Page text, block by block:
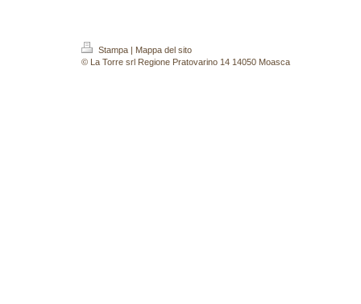
Stampa | Mappa del sito
© La Torre srl Regione Pratovarino 14 14050 Moasca